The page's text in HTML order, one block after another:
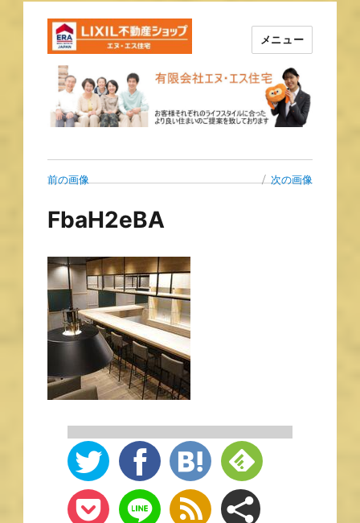
長崎の不動産はエヌ・エス住宅
で！！
メニュー
前の画像 次の画像
FbaH2eBA